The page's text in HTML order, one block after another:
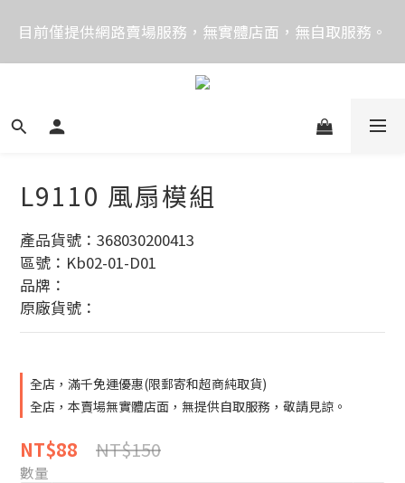
價格均含稅，下單享優惠！歡迎大量採購，由專人提供
專案報價。
目前僅提供網路賣場服務，無實體店面，無自取服務。
目前電話系統異常，暫時無法正常接聽來電，請改播
L9110 風扇模組
產品貨號：368030200413
區號：Kb02-01-D01
品牌：
原廠貨號：
全店，滿千免運優惠(限郵寄和超商純取貨)
全店，本賣場無實體店面，無提供自取服務，敬請見諒。
NT$88 NT$150
數量